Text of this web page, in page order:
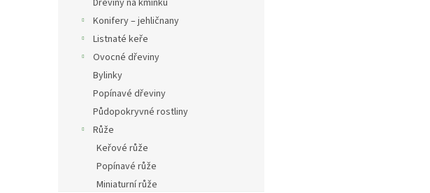
Dřeviny na kmínku
Konifery – jehličnany
Listnaté keře
Ovocné dřeviny
Bylinky
Popínavé dřeviny
Půdopokryvné rostliny
Růže
Keřové růže
Popínavé růže
Miniaturní růže